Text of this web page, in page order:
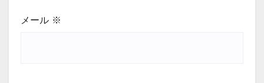
メール ※